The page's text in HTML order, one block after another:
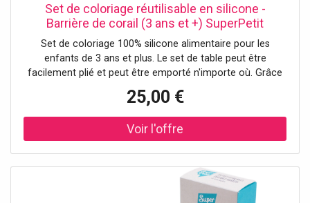
Set de coloriage réutilisable en silicone -
Barrière de corail (3 ans et +) SuperPetit
Set de coloriage 100% silicone alimentaire pour les
enfants de 3 ans et plus. Le set de table peut être
facilement plié et peut être emporté n'importe où. Grâce
aux marqueurs effaçables à encre non toxique, les
enfants peuvent colorier à l'infini. - Lot de feutres inclus -
Dimensions du set de table : 40 x 30 cm - Non poreux et
antibactérien - Entretien : rincer avec un chiffon et de
C101497 - Membre du club 1% for the Planet.
25,00 €